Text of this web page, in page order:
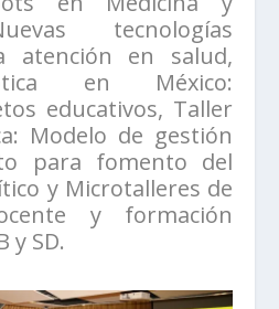
tecnologías
atención en salud,
en México:
educativos, Taller
Modelo de gestión
para fomento del
y Microtalleres de
y formación
y SD.